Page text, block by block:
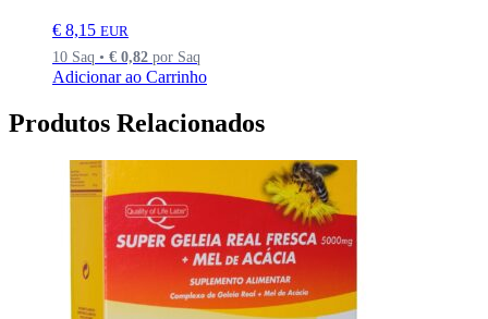
€ 8,15 EUR
10 Saq • € 0,82 por Saq
Adicionar ao Carrinho
Produtos Relacionados